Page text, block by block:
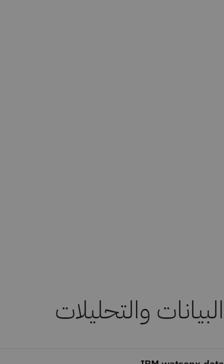
البيانات والتحليلات